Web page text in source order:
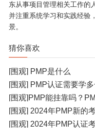
东从事项目管理相关工作的
并注重系统学习和实践经验
景。
猜你喜欢
[围观] PMP是什么
[围观] PMP认证需要学